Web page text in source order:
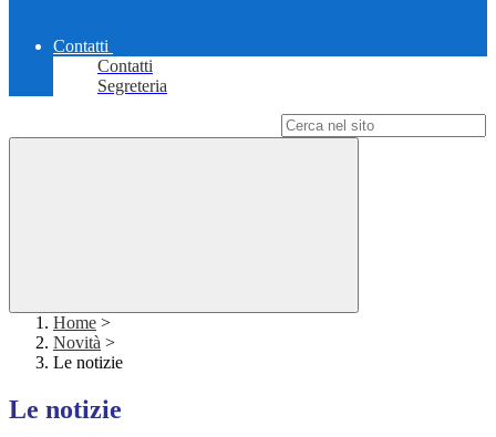
Contatti
Contatti
Segreteria
Home >
Novità >
Le notizie
Le notizie